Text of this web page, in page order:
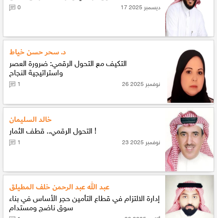
17 ديسمبر 2025 0
د. سحر حسن خياط
التكيف مع التحول الرقمي: ضرورة العصر
واستراتيجية النجاح
26 نوفمبر 2025 1
خالد السليمان
التحول الرقمي.. قطف الثمار !
23 نوفمبر 2025 1
عبد الله عبد الرحمن خلف المطيلق
إدارة الالتزام في قطاع التأمين حجر الأساس في بناء
سوق ناضج ومستدام